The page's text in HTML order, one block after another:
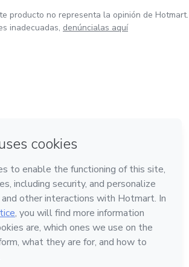
producto no representa la opinión de Hotmart.
inadecuadas, denúncialas aquí
de México